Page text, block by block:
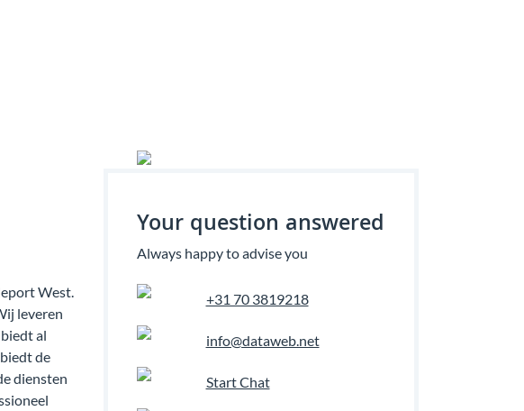
West.
leveren
al
de
diensten
Your question answered
Always happy to advise you
+31 70 3819218
info@dataweb.net
Start Chat